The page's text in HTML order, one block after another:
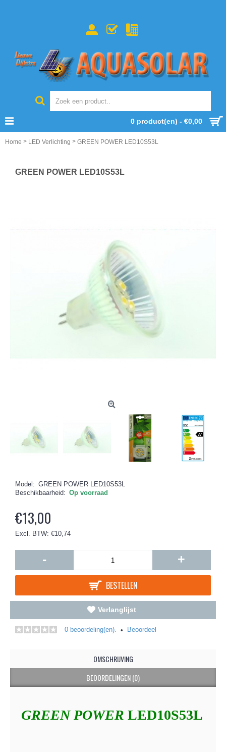
0 product(en) - €0,00
Home > LED Verlichting > GREEN POWER LED10S53L
GREEN POWER LED10S53L
Model: GREEN POWER LED10S53L
Beschikbaarheid: Op voorraad
€13,00
Excl. BTW: €10,74
- +
BESTELLEN
Verlanglijst
0 beoordeling(en). • Beoordeel
OMSCHRIJVING
BEOORDELINGEN (0)
GREEN POWER LED10S53L